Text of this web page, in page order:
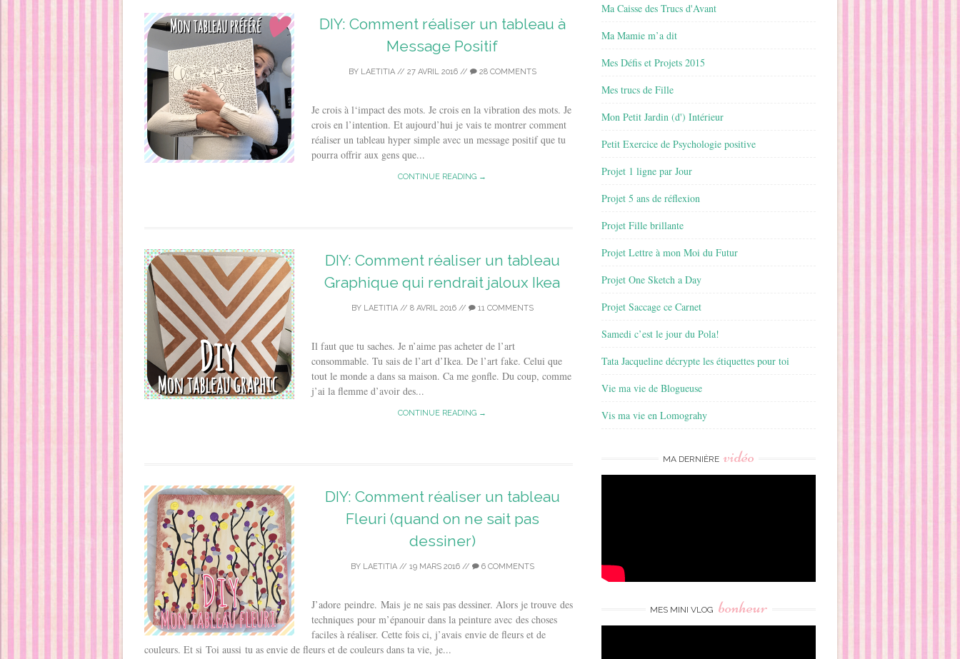
DIY: Comment réaliser un tableau à
Message Positif
BY LAETITIA// 27 AVRIL 2016// 28 COMMENTS
Je crois à l‘impact des mots. Je crois en la vibration des mots. Je
crois en l’intention. Et aujourd’hui je vais te montrer comment
réaliser un tableau hyper simple avec un message positif que tu
pourra offrir aux gens que...
CONTINUE READING →
DIY: Comment réaliser un tableau
Graphique qui rendrait jaloux Ikea
BY LAETITIA// 8 AVRIL 2016// 11 COMMENTS
Il faut que tu saches. Je n’aime pas acheter de l’art
consommable. Tu sais de l’art d’Ikea. De l’art fake. Celui que
tout le monde a dans sa maison. Ca me gonfle. Du coup, comme
j’ai la flemme d’avoir des...
CONTINUE READING →
DIY: Comment réaliser un tableau
Fleuri (quand on ne sait pas
dessiner)
BY LAETITIA// 19 MARS 2016// 6 COMMENTS
J’adore peindre. Mais je ne sais pas dessiner. Alors je trouve des
techniques pour m’épanouir dans la peinture avec des choses
faciles à réaliser. Cette fois ci, j’avais envie de fleurs et de
couleurs. Et si Toi aussi tu as envie de fleurs et de couleurs dans ta vie, je...
Ma Caisse des Trucs d'Avant
Ma Mamie m’a dit
Mes Défis et Projets 2015
Mes trucs de Fille
Mon Petit Jardin (d') Intérieur
Petit Exercice de Psychologie positive
Projet 1 ligne par Jour
Projet 5 ans de réflexion
Projet Fille brillante
Projet Lettre à mon Moi du Futur
Projet One Sketch a Day
Projet Saccage ce Carnet
Samedi c’est le jour du Pola!
Tata Jacqueline décrypte les étiquettes pour toi
Vie ma vie de Blogueuse
Vis ma vie en Lomograhy
MA DERNIÈRE vidéo
MES MINI VLOG bonheur